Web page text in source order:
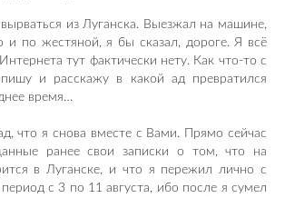
из Луганска. Выезжал на машине,
и по жестяной, я бы сказал, дороге. Я всё
тут фактически нету. Как что-то с
и расскажу в какой ад превратился
время…
что я снова вместе с Вами. Прямо сейчас
ранее свои записки о том, что на
в Луганске, и что я пережил лично с
с 3 по 11 августа, ибо после я сумел